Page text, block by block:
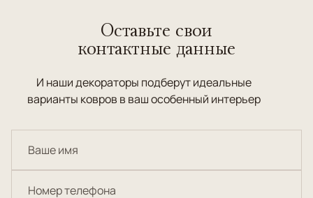
Оставьте свои
контактные данные
И наши декораторы подберут идеальные
варианты ковров в ваш особенный интерьер